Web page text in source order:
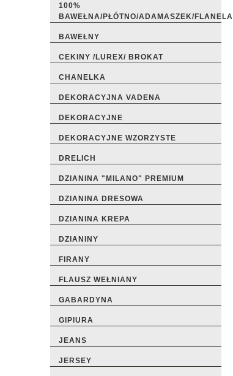
100%
BAWEŁNA/PŁÓTNO/ADAMASZEK/FLANELA
BAWEŁNY
CEKINY /LUREX/ BROKAT
CHANELKA
DEKORACYJNA VADENA
DEKORACYJNE
DEKORACYJNE WZORZYSTE
DRELICH
DZIANINA "MILANO" PREMIUM
DZIANINA DRESOWA
DZIANINA KREPA
DZIANINY
FIRANY
FLAUSZ WEŁNIANY
GABARDYNA
GIPIURA
JEANS
JERSEY